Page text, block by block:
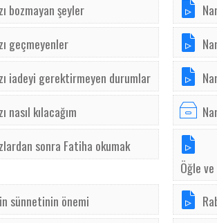
bozmayan şeyler
geçmeyenler
iadeyi gerektirmeyen durumlar
nasıl kılacağım
sonra Fatiha okumak
Öğle
sünnetinin önemi